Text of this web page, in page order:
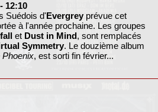
- 12:10
Suédois d'Evergreyprévue cet
à l'année prochaine. Les groupes
et Dust in Mind, sont remplacés
Symmetry. Le douzième album
Phoenix, est sorti fin février...